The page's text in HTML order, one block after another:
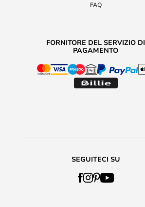
FAQ
FORNITORE DEL SERVIZIO DI
PAGAMENTO
SEGUITECI SU